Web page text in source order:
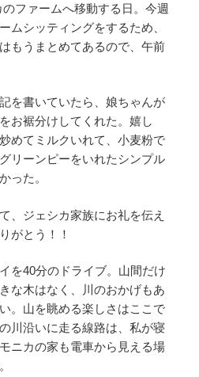
ファームへ移動する日。今週
ムシッティングをするため、
もうまとめてあるので、午前
を書いていたら、娘ちゃんが
お裾分けしてくれた。嬉し
めてミルクいれて、小麦粉で
リーンピーをいれたシンプル
った。
、ジェシカ家族にお礼を伝え
がとう！！
を40分のドライブ。山間だけ
な木はなく、川のおかげもあ
。山を眺める楽しさはここで
川沿いに走る線路は、私が寝
ニカの家も電車から見える場